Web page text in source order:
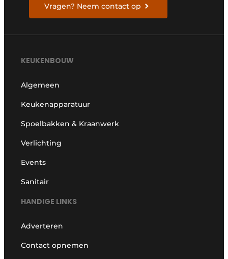
Vragen? Neem contact op
KEUKENBOUW
Algemeen
Keukenapparatuur
Spoelbakken & Kraanwerk
Verlichting
Events
Sanitair
HANDIGE LINKS
Adverteren
Contact opnemen